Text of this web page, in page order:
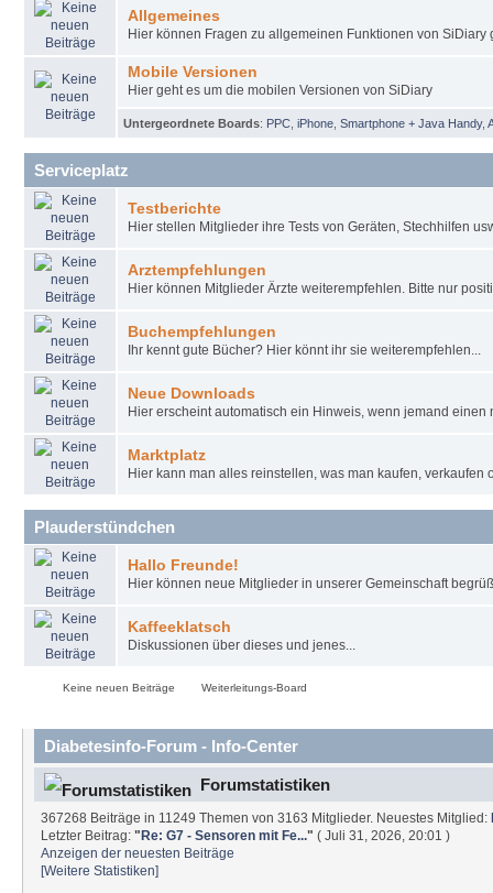
Allgemeines
Hier können Fragen zu allgemeinen Funktionen von
Mobile Versionen
Hier geht es um die mobilen Versionen von SiDiary
Untergeordnete Boards: PPC iPhone Smartphone + Java Handy,
Serviceplatz
Testberichte
Hier stellen Mitglieder ihre Tests von Geräten, Stechhilfen
Arztempfehlungen
Hier können Mitglieder Ärzte weiterempfehlen. Bitte nur
Buchempfehlungen
Ihr kennt gute Bücher? Hier könnt ihr sie weiterempfehlen...
Neue Downloads
Hier erscheint automatisch ein Hinweis, wenn jemand
Marktplatz
Hier kann man alles reinstellen, was man kaufen, verkaufen
Plauderstündchen
Hallo Freunde!
Hier können neue Mitglieder in unserer Gemeinschaft
Kaffeeklatsch
Diskussionen über dieses und jenes...
Keine neuen Beiträge Weiterleitungs-Board
Diabetesinfo-Forum - Info-Center
Forumstatistiken
367268 Beiträge in 11249 Themen von 3163 Mitglieder. Neuestes Mitglied:
Letzter Beitrag:" Re: G7 - Sensoren mit Fe..." ( Juli 31, 2026, 20:01 )
Anzeigen der neuesten Beiträge
[Weitere Statistiken]